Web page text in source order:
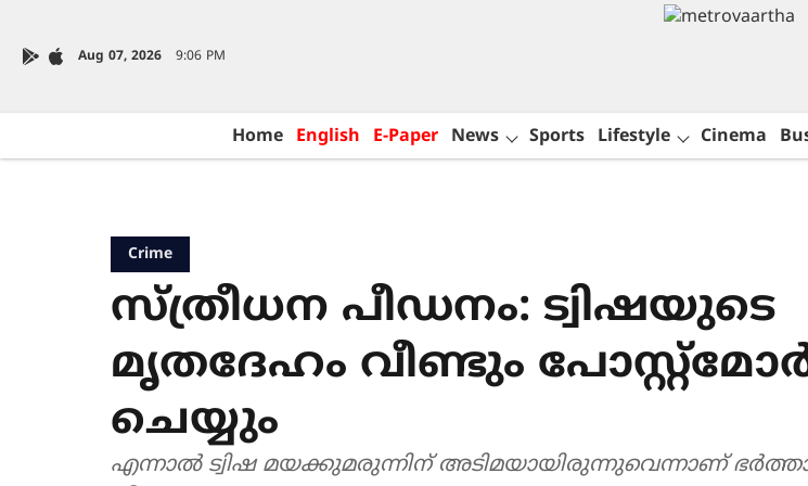
Aug 07, 2026 9:06 PM
Home English E-Paper News Sports Lifestyle Cinema
Crime
സ്ത്രീധന പീഡനം: ട്വിഷയുടെ
മൃതദേഹം വീണ്ടും
ചെയ്യും
എന്നാൽ ട്വിഷ മയക്കുമരുന്നിന് അടിമയായിരുന്നുവെന്നാണ്